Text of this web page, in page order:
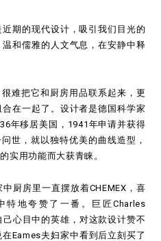
期的现代设计，吸引我们目光的
和儒雅的人文气息，在安静中释
难把它和厨房用品联系起来，更
在一起了。设计者是德国科学家
年移居美国，1941年申请并获得
世，就以独特优美的曲线造型，
实用功能而大获青睐。
厨房里一直摆放着CHEMEX，喜
特地夸赞了一番。巨匠Charles
心目中的英雄，对这款设计赞不
Eames夫妇家中看到后立刻买了